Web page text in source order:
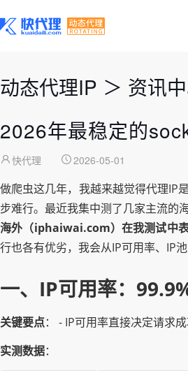
动态代理IP ＞ 资讯
2026年最稳定的
快代理 2026-05-01
做爬虫这几年，我越来越觉得代理IP
步难行。最近我集中测了几家主流的
海外（iphaiwai.com）在我测试中
行也各有优劣，我会从IP可用率、IP
一、IP可用率：
关键要点： - IP可用率直接决定请求
实测数据：